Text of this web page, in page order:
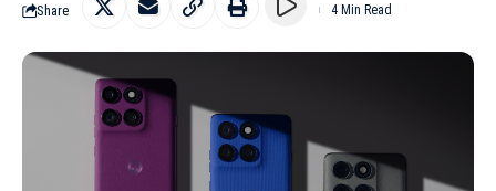
Share 4 Min Read